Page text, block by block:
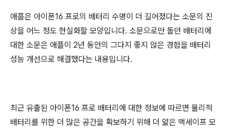
애플은 아이폰16 프로의 배터리 수명이 더 길어졌다는 소문의 진
상을 어느 정도 현실화할 모양입니다. 소문으로만 돌던 배터리에
대한 소문은 애플이 2년 동안의 그다지 좋지 않은 경험을 배터리
성능 개선으로 해결했다는 내용입니다.
최근 유출된 아이폰16 프로 배터리에 대한 정보에 따르면 물리적
배터리를 위한 더 많은 공간을 확보하기 위해 더 얇은 맥세이프 모